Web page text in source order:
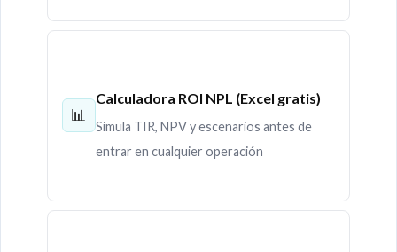
📊
Calculadora ROI NPL (Excel gratis)
Simula TIR, NPV y escenarios antes de
entrar en cualquier operación